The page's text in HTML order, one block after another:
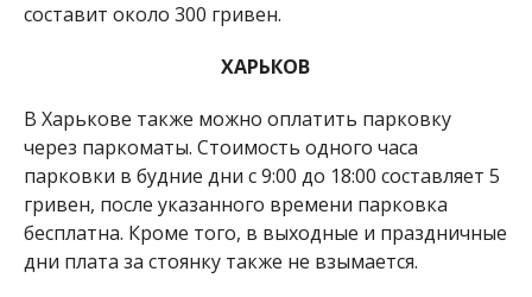
составит около 300 гривен.
ХАРЬКОВ
В Харькове также можно оплатить парковку
через паркоматы. Стоимость одного часа
парковки в будние дни с 9:00 до 18:00 составляет 5
гривен, после указанного времени парковка
бесплатна. Кроме того, в выходные и праздничные
дни плата за стоянку также не взымается.